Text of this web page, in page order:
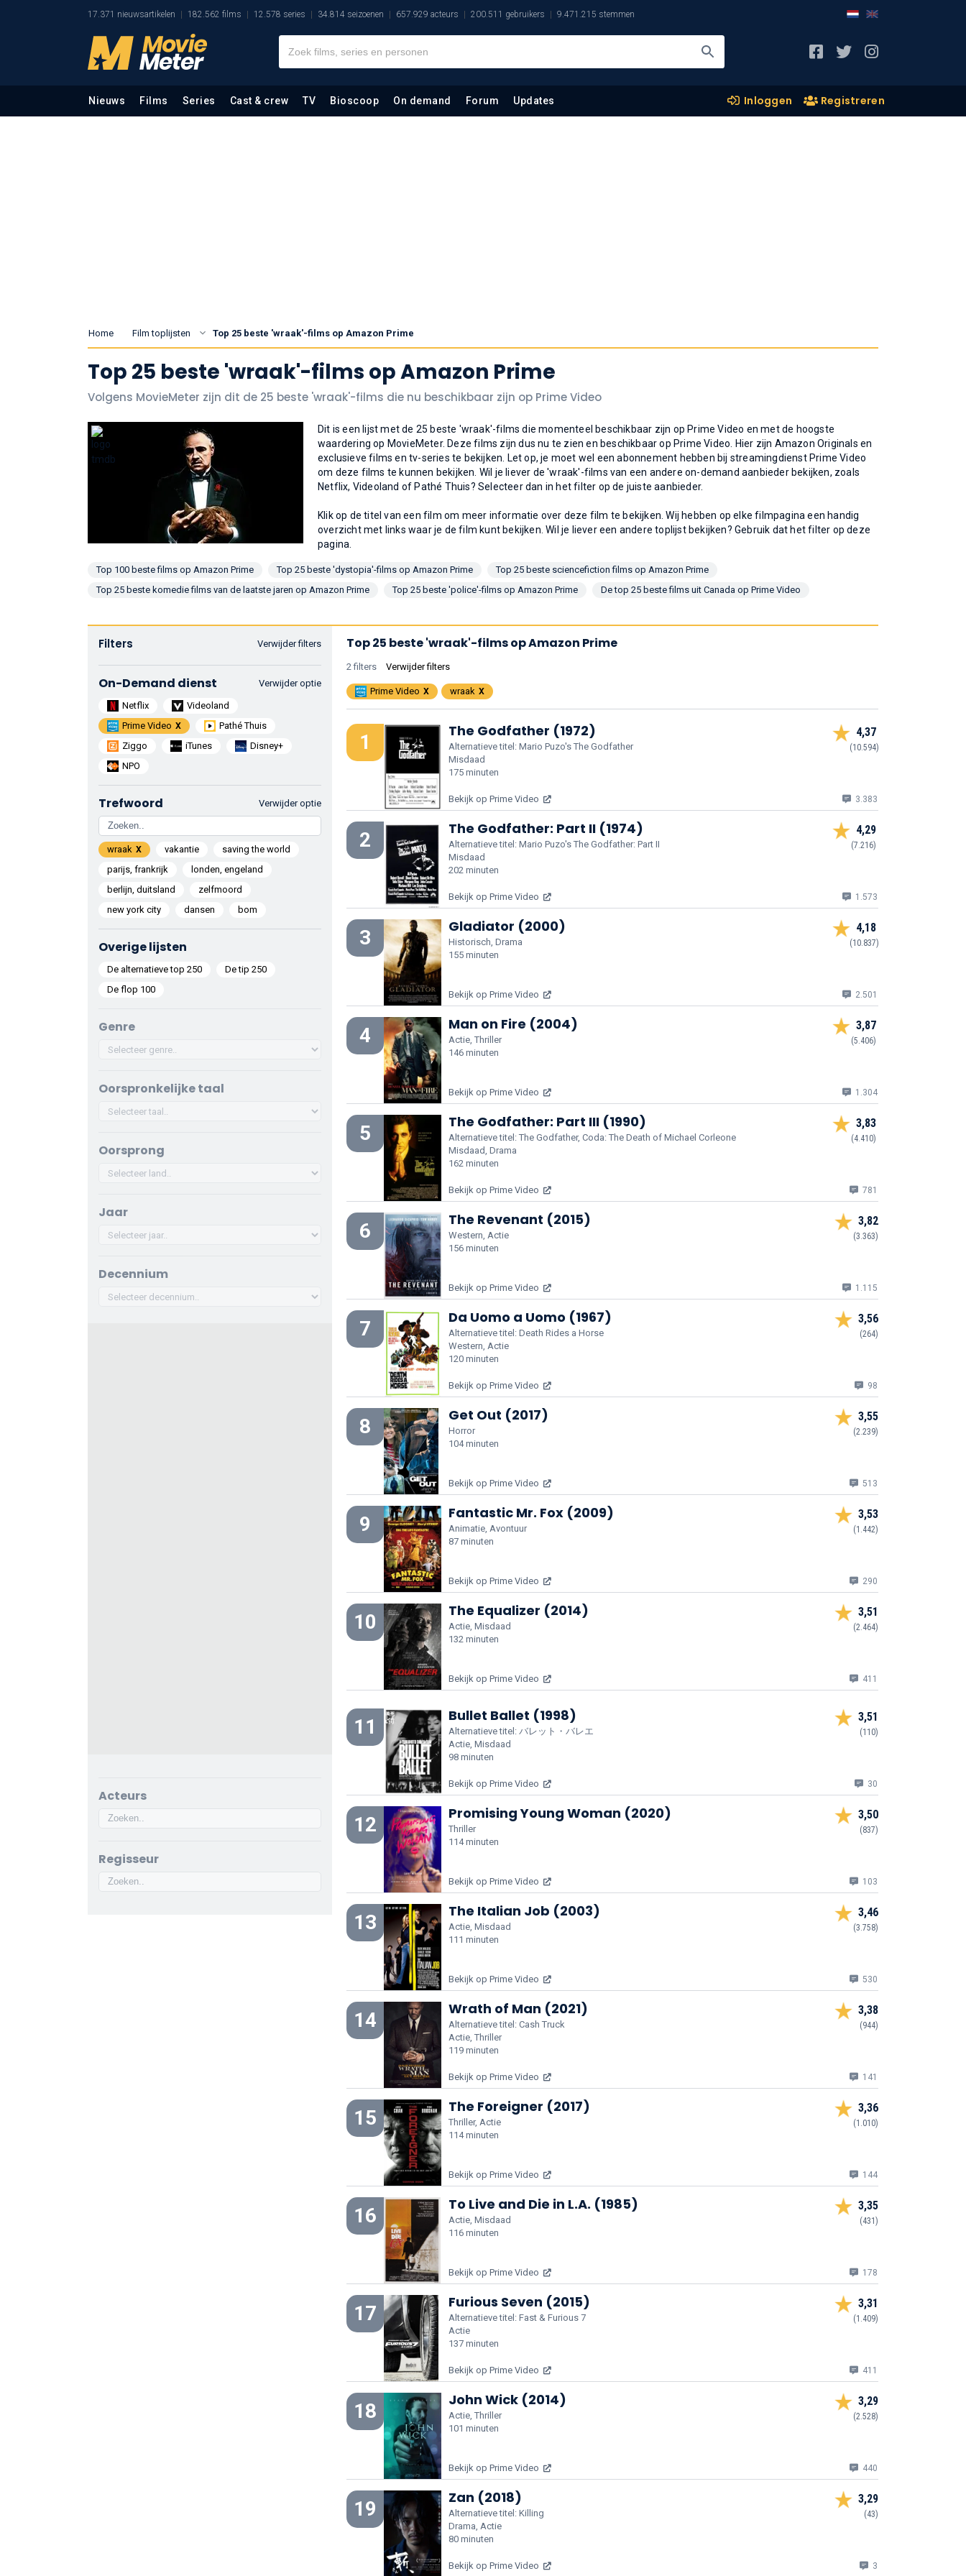
17.371 nieuwsartikelen 182.562 films 12.578 series 34.814 seizoenen 657.929 acteurs 200.511 gebruikers 9.471.215 stemmen
Nieuws Films Series Cast & crew TV Bioscoop On demand Forum Updates Inloggen Registreren
Home Film toplijsten Top 25 beste 'wraak'-films op Amazon Prime
Top 25 beste 'wraak'-films op Amazon Prime
Volgens MovieMeter zijn dit de 25 beste 'wraak'-films die nu beschikbaar zijn op Prime Video
Dit is een lijst met de 25 beste 'wraak'-films die momenteel beschikbaar zijn op Prime Video en met de hoogste
waardering op MovieMeter. Deze films zijn dus nu te zien en beschikbaar op Prime Video. Hier zijn Amazon Originals en
exclusieve films en tv-series te bekijken. Let op, je moet wel een abonnement hebben bij streamingdienst Prime Video
om deze films te kunnen bekijken. Wil je liever de 'wraak'-films van een andere on-demand aanbieder bekijken, zoals
Netflix, Videoland of Pathé Thuis? Selecteer dan in het filter op de juiste aanbieder.
Klik op de titel van een film om meer informatie over deze film te bekijken. Wij hebben op elke filmpagina een handig
overzicht met links waar je de film kunt bekijken. Wil je liever een andere toplijst bekijken? Gebruik dat het filter op deze
pagina.
Top 100 beste films op Amazon Prime Top 25 beste 'dystopia'-films op Amazon Prime
Top 25 beste sciencefiction films op Amazon Prime
Top 25 beste komedie films van de laatste jaren op Amazon Prime
Top 25 beste 'police'-films op Amazon Prime De top 25 beste films uit Canada op Prime Video
Verwijder filters
Filters
Verwijder optie
On-Demand dienst
Netflix
Videoland
Prime Video
Pathé Thuis
Ziggo
iTunes
Disney+
NPO
Genre
Oorspronkelijke taal
Oorsprong
Jaar
Decennium
Verwijder optie
Trefwoord
wraak vakantie
saving the world
parijs, frankrijk
londen, engeland
berlijn, duitsland
zelfmoord
new york city
dansen bom
Acteurs
Regisseur
Overige lijsten
De alternatieve top 250
De tip 250
De flop 100
Top 25 beste 'wraak'-films op Amazon Prime
2 filters Verwijder filters
Prime Video wraak
1 The Godfather (1972)
Alternatieve titel: Mario Puzo's The Godfather
Misdaad
175 minuten
Bekijk op Prime Video
4,37
(10.594)
3.383
2 The Godfather: Part II (1974)
Alternatieve titel: Mario Puzo's The Godfather: Part II
Misdaad
202 minuten
Bekijk op Prime Video
4,29
(7.216)
1.573
3 Gladiator (2000)
Historisch, Drama
155 minuten
Bekijk op Prime Video
4,18
(10.837)
2.501
4 Man on Fire (2004)
Actie, Thriller
146 minuten
Bekijk op Prime Video
3,87
(5.406)
1.304
5 The Godfather: Part III (1990)
Alternatieve titel: The Godfather, Coda: The Death of Michael Corleone
Misdaad, Drama
162 minuten
Bekijk op Prime Video
3,83
(4.410)
781
6 The Revenant (2015)
Western, Actie
156 minuten
Bekijk op Prime Video
3,82
(3.363)
1.115
7 Da Uomo a Uomo (1967)
Alternatieve titel: Death Rides a Horse
Western, Actie
120 minuten
Bekijk op Prime Video
3,56
(264)
98
8 Get Out (2017)
Horror
104 minuten
Bekijk op Prime Video
3,55
(2.239)
513
9 Fantastic Mr. Fox (2009)
Animatie, Avontuur
87 minuten
Bekijk op Prime Video
3,53
(1.442)
290
10 The Equalizer (2014)
Actie, Misdaad
132 minuten
Bekijk op Prime Video
3,51
(2.464)
411
11 Bullet Ballet (1998)
Alternatieve titel: バレット・バレエ
Actie, Misdaad
98 minuten
Bekijk op Prime Video
3,51
(110)
30
12 Promising Young Woman (2020)
Thriller
114 minuten
Bekijk op Prime Video
3,50
(837)
103
13 The Italian Job (2003)
Actie, Misdaad
111 minuten
Bekijk op Prime Video
3,46
(3.758)
530
14 Wrath of Man (2021)
Alternatieve titel: Cash Truck
Actie, Thriller
119 minuten
Bekijk op Prime Video
3,38
(944)
141
15 The Foreigner (2017)
Thriller, Actie
114 minuten
Bekijk op Prime Video
3,36
(1.010)
144
16 To Live and Die in L.A. (1985)
Actie, Misdaad
116 minuten
Bekijk op Prime Video
3,35
(431)
178
17 Furious Seven (2015)
Alternatieve titel: Fast & Furious 7
Actie
137 minuten
Bekijk op Prime Video
3,31
(1.409)
411
18 John Wick (2014)
Actie, Thriller
101 minuten
Bekijk op Prime Video
3,29
(2.528)
440
19 Zan (2018)
Alternatieve titel: Killing
Drama, Actie
80 minuten
Bekijk op Prime Video
3,29
(43)
3